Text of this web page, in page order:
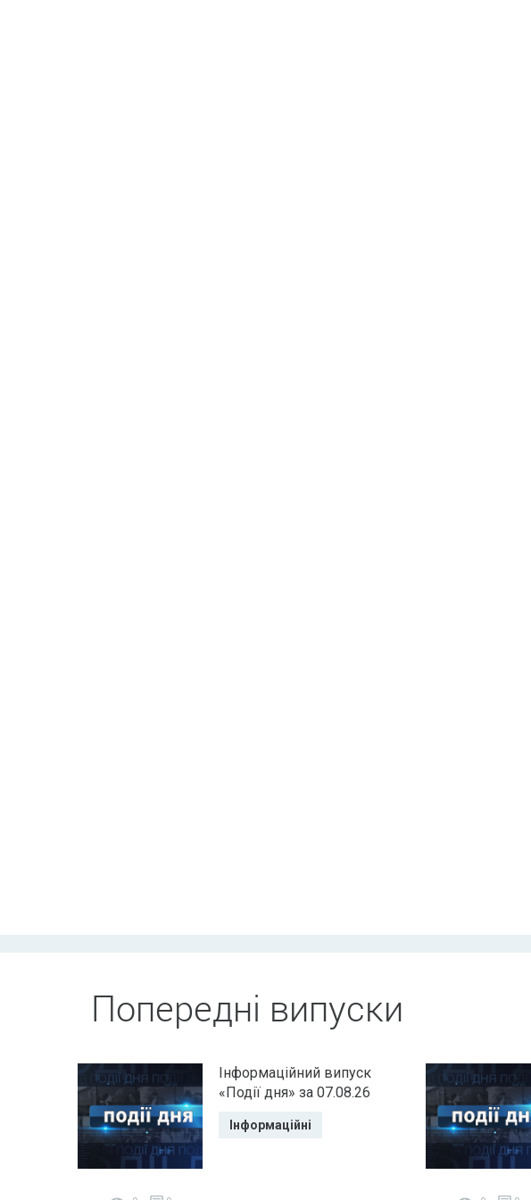
Попередні випуски
Інформаційний випуск
«Події дня» за 07.08.26
Інформаційні